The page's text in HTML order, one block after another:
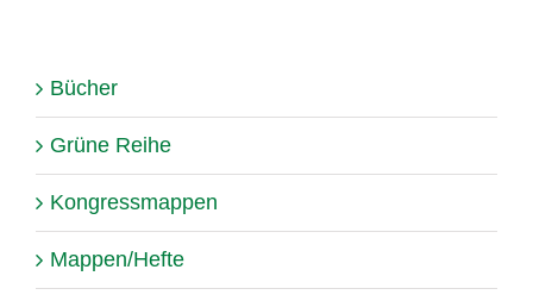
Bücher
Grüne Reihe
Kongressmappen
Mappen/Hefte